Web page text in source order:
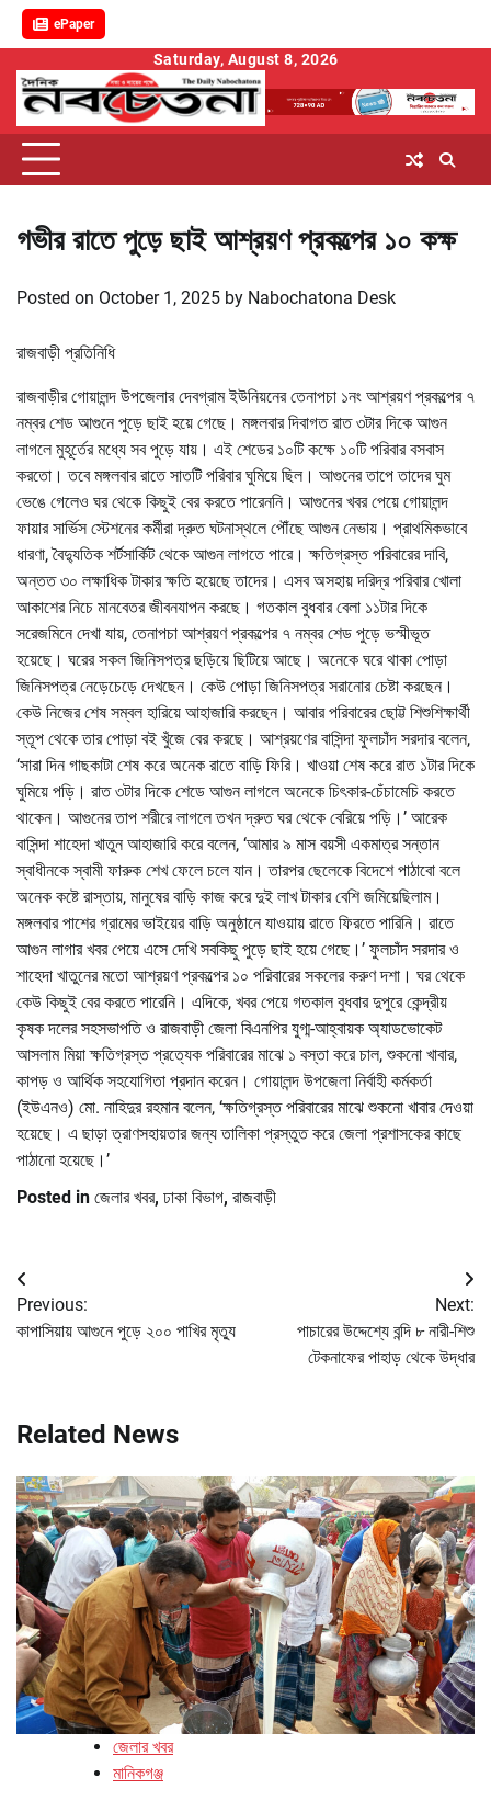
ePaper
content
Saturday, August 8, 2026
গভীর রাতে পুড়ে ছাই আশ্রয়ণ প্রকল্পের ১০ কক্ষ
Posted on October 1, 2025 by Nabochatona Desk
রাজবাড়ী প্রতিনিধি
রাজবাড়ীর গোয়ালন্দ উপজেলার দেবগ্রাম ইউনিয়নের তেনাপচা ১নং আশ্রয়ণ প্রকল্পের ৭
নম্বর শেড আগুনে পুড়ে ছাই হয়ে গেছে। মঙ্গলবার দিবাগত রাত ৩টার দিকে আগুন
লাগলে মুহূর্তের মধ্যে সব পুড়ে যায়। এই শেডের ১০টি কক্ষে ১০টি পরিবার বসবাস
করতো। তবে মঙ্গলবার রাতে সাতটি পরিবার ঘুমিয়ে ছিল। আগুনের তাপে তাদের ঘুম
ভেঙে গেলেও ঘর থেকে কিছুই বের করতে পারেননি। আগুনের খবর পেয়ে গোয়ালন্দ
ফায়ার সার্ভিস স্টেশনের কর্মীরা দ্রুত ঘটনাস্থলে পৌঁছে আগুন নেভায়। প্রাথমিকভাবে
ধারণা, বৈদ্যুতিক শর্টসার্কিট থেকে আগুন লাগতে পারে। ক্ষতিগ্রস্ত পরিবারের দাবি,
অন্তত ৩০ লক্ষাধিক টাকার ক্ষতি হয়েছে তাদের। এসব অসহায় দরিদ্র পরিবার খোলা
আকাশের নিচে মানবেতর জীবনযাপন করছে। গতকাল বুধবার বেলা ১১টার দিকে
সরেজমিনে দেখা যায়, তেনাপচা আশ্রয়ণ প্রকল্পের ৭ নম্বর শেড পুড়ে ভস্মীভূত
হয়েছে। ঘরের সকল জিনিসপত্র ছড়িয়ে ছিটিয়ে আছে। অনেকে ঘরে থাকা পোড়া
জিনিসপত্র নেড়েচেড়ে দেখছেন। কেউ পোড়া জিনিসপত্র সরানোর চেষ্টা করছেন।
কেউ নিজের শেষ সম্বল হারিয়ে আহাজারি করছেন। আবার পরিবারের ছোট্ট শিশুশিক্ষার্থী
স্তূপ থেকে তার পোড়া বই খুঁজে বের করছে। আশ্রয়ণের বাসিন্দা ফুলচাঁদ সরদার বলেন,
‘সারা দিন গাছকাটা শেষ করে অনেক রাতে বাড়ি ফিরি। খাওয়া শেষ করে রাত ১টার দিকে
ঘুমিয়ে পড়ি। রাত ৩টার দিকে শেডে আগুন লাগলে অনেকে চিৎকার-চেঁচামেচি করতে
থাকেন। আগুনের তাপ শরীরে লাগলে তখন দ্রুত ঘর থেকে বেরিয়ে পড়ি।’ আরেক
বাসিন্দা শাহেদা খাতুন আহাজারি করে বলেন, ‘আমার ৯ মাস বয়সী একমাত্র সন্তান
স্বাধীনকে স্বামী ফারুক শেখ ফেলে চলে যান। তারপর ছেলেকে বিদেশে পাঠাবো বলে
অনেক কষ্টে রাস্তায়, মানুষের বাড়ি কাজ করে দুই লাখ টাকার বেশি জমিয়েছিলাম।
মঙ্গলবার পাশের গ্রামের ভাইয়ের বাড়ি অনুষ্ঠানে যাওয়ায় রাতে ফিরতে পারিনি। রাতে
আগুন লাগার খবর পেয়ে এসে দেখি সবকিছু পুড়ে ছাই হয়ে গেছে।’ ফুলচাঁদ সরদার ও
শাহেদা খাতুনের মতো আশ্রয়ণ প্রকল্পের ১০ পরিবারের সকলের করুণ দশা। ঘর থেকে
কেউ কিছুই বের করতে পারেনি। এদিকে, খবর পেয়ে গতকাল বুধবার দুপুরে কেন্দ্রীয়
কৃষক দলের সহসভাপতি ও রাজবাড়ী জেলা বিএনপির যুগ্ম-আহ্বায়ক অ্যাডভোকেট
আসলাম মিয়া ক্ষতিগ্রস্ত প্রত্যেক পরিবারের মাঝে ১ বস্তা করে চাল, শুকনো খাবার,
কাপড় ও আর্থিক সহযোগিতা প্রদান করেন। গোয়ালন্দ উপজেলা নির্বাহী কর্মকর্তা
(ইউএনও) মো. নাহিদুর রহমান বলেন, ‘ক্ষতিগ্রস্ত পরিবারের মাঝে শুকনো খাবার দেওয়া
হয়েছে। এ ছাড়া ত্রাণসহায়তার জন্য তালিকা প্রস্তুত করে জেলা প্রশাসকের কাছে
পাঠানো হয়েছে।’
Posted in জেলার খবর, ঢাকা বিভাগ, রাজবাড়ী
Post
navigation
Previous:
কাপাসিয়ায় আগুনে পুড়ে ২০০ পাখির মৃত্যু
Next:
পাচারের উদ্দেশ্যে বন্দি ৮ নারী-শিশু
টেকনাফের পাহাড় থেকে উদ্ধার
Related News
জেলার খবর
মানিকগঞ্জ